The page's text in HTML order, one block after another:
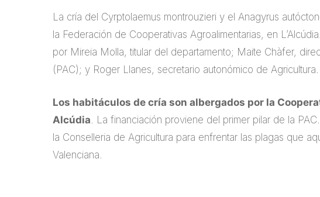
La cría del Cyrptolaemus montrouzieri y el Anagyrus
la Federación de Cooperativas Agroalimentarias, en
por Mireia Molla, titular del departamento; Maite Chàfer,
(PAC); y Roger Llanes, secretario autonómico de Agricultura.
Los habitáculos de cría son albergados por la
Alcúdia . La financiación proviene del primer pilar de la
la Conselleria de Agricultura para enfrentar las plagas que
Valenciana.